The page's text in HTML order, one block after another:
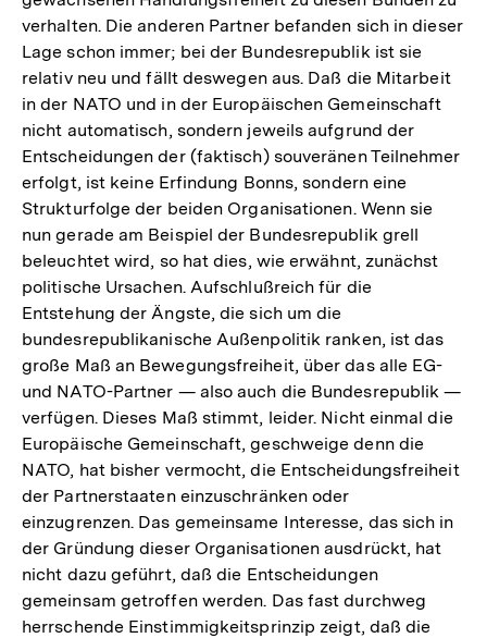
verhalten. Die anderen Partner befanden sich in dieser
Lage schon immer; bei der Bundesrepublik ist sie
relativ neu und fällt deswegen aus. Daß die Mitarbeit
in der NATO und in der Europäischen Gemeinschaft
nicht automatisch, sondern jeweils aufgrund der
Entscheidungen der (faktisch) souveränen Teilnehmer
erfolgt, ist keine Erfindung Bonns, sondern eine
Strukturfolge der beiden Organisationen. Wenn sie
nun gerade am Beispiel der Bundesrepublik grell
beleuchtet wird, so hat dies, wie erwähnt, zunächst
politische Ursachen. Aufschlußreich für die
Entstehung der Ängste, die sich um die
bundesrepublikanische Außenpolitik ranken, ist das
große Maß an Bewegungsfreiheit, über das alle EG-
und NATO-Partner — also auch die Bundesrepublik —
verfügen. Dieses Maß stimmt, leider. Nicht einmal die
Europäische Gemeinschaft, geschweige denn die
NATO, hat bisher vermocht, die Entscheidungsfreiheit
der Partnerstaaten einzuschränken oder
einzugrenzen. Das gemeinsame Interesse, das sich in
der Gründung dieser Organisationen ausdrückt, hat
nicht dazu geführt, daß die Entscheidungen
gemeinsam getroffen werden. Das fast durchweg
herrschende Einstimmigkeitsprinzip zeigt, daß die